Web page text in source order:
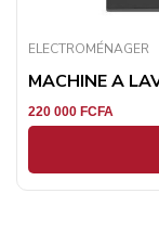
ELECTROMÉNAGER
MACHINE A
220 000 FCFA